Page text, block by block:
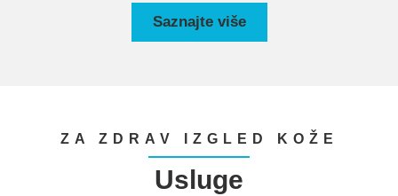
Saznajte više
ZA ZDRAV IZGLED KOŽE
Usluge